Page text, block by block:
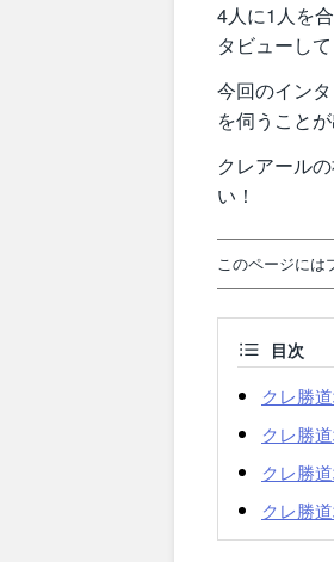
4人に1人を
タビューして
今回のイン
を伺うことが
クレアール
い！
このページには
目次
クレ勝
クレ勝
クレ勝
クレ勝